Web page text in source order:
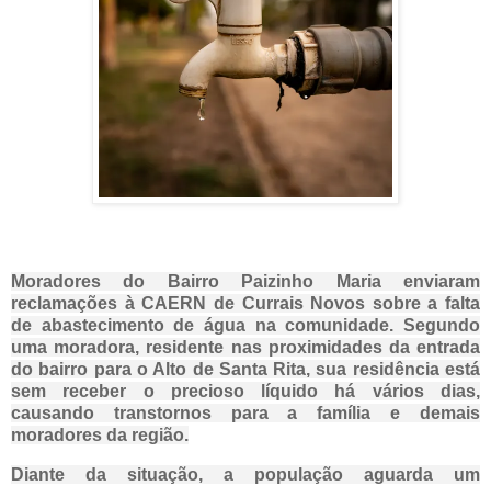
Moradores do Bairro Paizinho Maria enviaram
reclamações à CAERN de Currais Novos sobre a falta
de abastecimento de água na comunidade. Segundo
uma moradora, residente nas proximidades da entrada
do bairro para o Alto de Santa Rita, sua residência está
sem receber o precioso líquido há vários dias,
causando transtornos para a família e demais
moradores da região.
Diante da situação, a população aguarda um